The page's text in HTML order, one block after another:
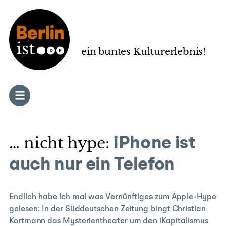
ein buntes Kulturerlebnis!
… nicht hype: iPhone ist
auch nur ein Telefon
Endlich habe ich mal was Vernünftiges zum Apple-Hype
gelesen: In der Süddeutschen Zeitung bingt Christian
Kortmann das Mysterientheater um den iKapitalismus